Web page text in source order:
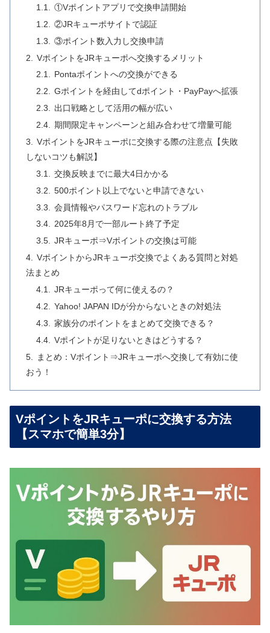
①Vポイントアプリで交換申請開始
②JRキューポサイトで認証
③ポイント数入力し交換申請
VポイントをJRキューポへ交換するメリット
Pontaポイントへの交換ができる
Gポイントを経由してdポイント・PayPayへ拡張
出口戦略として活用の幅が広い
期間限定キャンペーンと組み合わせて増量可能
VポイントをJRキューポに交換する際の注意点【失敗
しないコツも解説】
交換反映までに最大4日かかる
500ポイント以上でないと申請できない
会員情報やパスワード忘れのトラブル
2025年8月で一部ルート終了予定
JRキューポ⇒Vポイントの交換は可能
VポイントからJRキューポ交換でよくある質問と対処
法まとめ
JRキューポって何に使えるの？
Yahoo! JAPAN IDが分からないときの対処法
家族分のポイントをまとめて交換できる？
Vポイントが足りないときはどうする？
まとめ：Vポイント⇒JRキューポへ交換して有効に使
おう！
VポイントをJRキューポに交換する方法
【スマホで簡単3分】